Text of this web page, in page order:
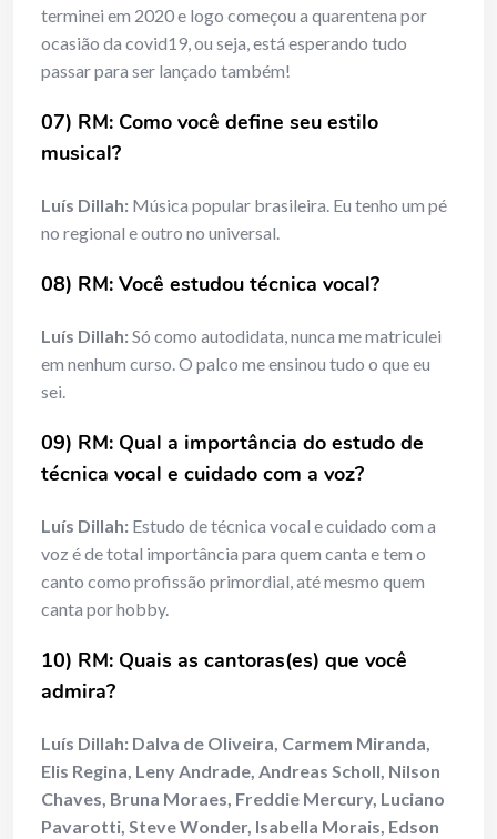
terminei em 2020 e logo começou a quarentena por
ocasião da covid19, ou seja, está esperando tudo
passar para ser lançado também!
07) RM: Como você define seu estilo
musical?
Luís Dillah: Música popular brasileira. Eu tenho um pé
no regional e outro no universal.
08) RM: Você estudou técnica vocal?
Luís Dillah:Só como autodidata, nunca me matriculei
em nenhum curso. O palco me ensinou tudo o que eu
sei.
09) RM: Qual a importância do estudo de
técnica vocal e cuidado com a voz?
Luís Dillah: Estudo de técnica vocal e cuidado com a
voz é de total importância para quem canta e tem o
canto como profissão primordial, até mesmo quem
canta por hobby.
10) RM: Quais as cantoras(es) que você
admira?
Luís Dillah: Dalva de Oliveira, Carmem Miranda,
Elis Regina, Leny Andrade, Andreas Scholl, Nilson
Chaves, Bruna Moraes, Freddie Mercury, Luciano
Pavarotti, Steve Wonder, Isabella Morais, Edson